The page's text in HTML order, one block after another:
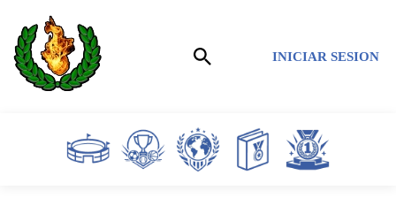
Saltar
al
contenido
INICIAR SESION